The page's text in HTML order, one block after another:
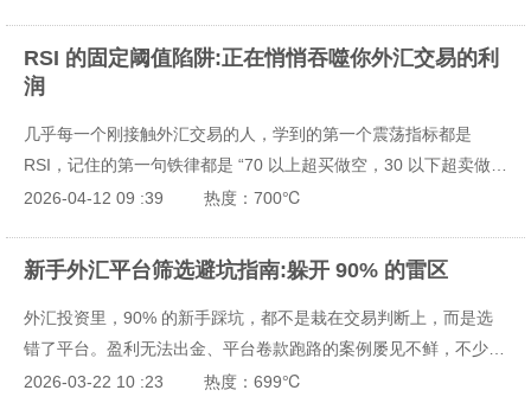
见过太多交易者，一笔周末跳空的亏损，就吞掉了一整个月的盈
利，而他们踩坑的根源，从来都不是运气不好，而是死守着一句从
RSI 的固定阈值陷阱:正在悄悄吞噬你外汇交易的利
润
几乎每一个刚接触外汇交易的人，学到的第一个震荡指标都是
RSI，记住的第一句铁律都是 “70 以上超买做空，30 以下超卖做
多”。但绝大多数交易者最终都会发现，这条铁律在外汇市场里，
牛市里，EUR/USD 的日线 RSI 曾连续 11 个交易日趴在 30 线下
破血流；而 USD/JPY 的 RSI 在 70 上方横了整整两周，做空的人
眼睁睁看着价格从 142 拉到 147，保证金账户不断缩水。
2026-04-12 09 :39 热度：700℃
新手外汇平台筛选避坑指南:躲开 90% 的雷区
外汇投资里，90% 的新手踩坑，都不是栽在交易判断上，而是选
错了平台。盈利无法出金、平台卷款跑路的案例屡见不鲜，不少人
因此直接对整个市场失去信心。事实上，选对合规平台，不仅能守
2026-03-22 10 :23 热度：699℃